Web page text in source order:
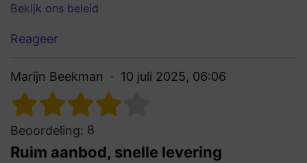
Bekijk ons beleid
Reageer
Marijn Beekman 10 juli 2025, 06:06
Beoordeling: 8
Ruim aanbod, snelle levering